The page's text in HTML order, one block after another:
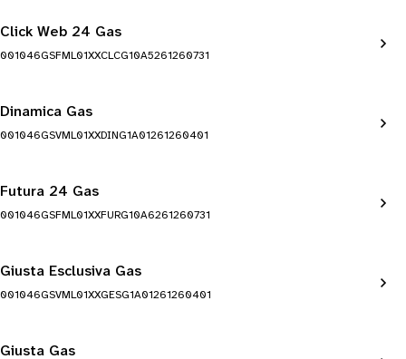
Click Web 24 Gas
001046GSFML01XXCLCG10A5261260731
Dinamica Gas
001046GSVML01XXDING1A01261260401
Futura 24 Gas
001046GSFML01XXFURG10A6261260731
Giusta Esclusiva Gas
001046GSVML01XXGESG1A01261260401
Giusta Gas